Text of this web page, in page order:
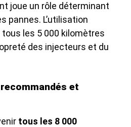
joue un rôle déterminant
pannes. L’utilisation
les 5 000 kilomètres
des injecteurs et du
et
tous les 8 000